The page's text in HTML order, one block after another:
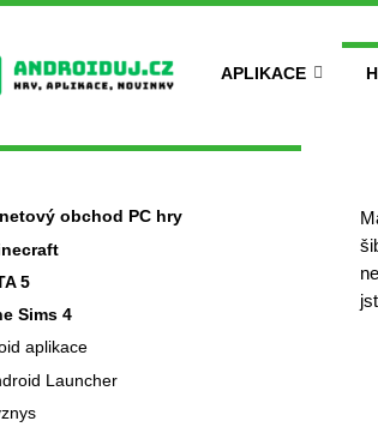
APLIKACE
obchod PC hry
5
Sims 4
aplikace
Launcher